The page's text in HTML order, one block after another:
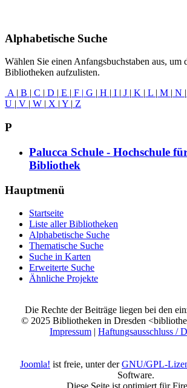
Alphabetische Suche
Wählen Sie einen Anfangsbuchstaben aus, um
Bibliotheken aufzulisten.
A | B | C | D | E | F | G | H | I | J | K | L | M | N |
U | V | W | X | Y | Z
P
Palucca Schule - Hochschule
Bibliothek
Hauptmenü
Startseite
Liste aller Bibliotheken
Alphabetische Suche
Thematische Suche
Suche in Karten
Erweiterte Suche
Ähnliche Projekte
Die Rechte der Beiträge liegen bei den
© 2025 Bibliotheken in Dresden
Impressum | Haftungsausschluss /
Joomla! ist freie, unter derGNU/GPL-
Software.